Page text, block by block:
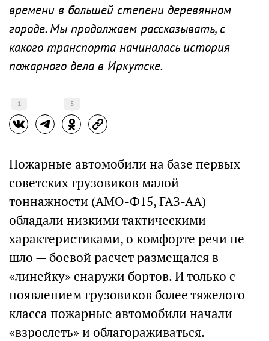
времени в большей степени деревянном
городе. Мы продолжаем рассказывать, с
какого транспорта начиналась история
пожарного дела в Иркутске.
1 5
Пожарные автомобили на базе первых
советских грузовиков малой
тоннажности (АМО-Ф15, ГАЗ-АА)
обладали низкими тактическими
характеристиками, о комфорте речи не
шло — боевой расчет размещался в
«линейку» снаружи бортов. И только с
появлением грузовиков более тяжелого
класса пожарные автомобили начали
«взрослеть» и облагораживаться.